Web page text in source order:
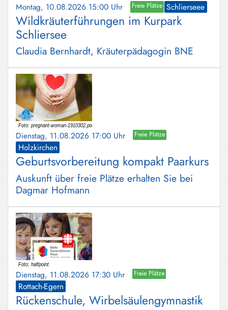
Montag, 10.08.2026 15:00 Uhr Freie Plätze Schlierseee
Wildkräuterführungen im Kurpark
Schliersee
Claudia Bernhardt, Kräuterpädagogin BNE
Dienstag, 11.08.2026 17:00 Uhr Freie Plätze
Holzkirchen
Geburtsvorbereitung kompakt Paarkurs
Auskunft über freie Plätze erhalten Sie bei
Dagmar Hofmann
Dienstag, 11.08.2026 17:30 Uhr Freie Plätze
Rottach-Egern
Rückenschule, Wirbelsäulengymnastik